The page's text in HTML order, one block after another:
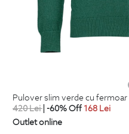
pulover slim verde cu fermoar
420Lei| -60% Off 168 Lei
Outlet online